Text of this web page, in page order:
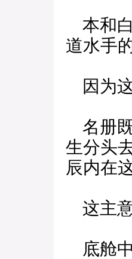
本和
道水手
因为
名册
生分头
辰内在
这主
底舱